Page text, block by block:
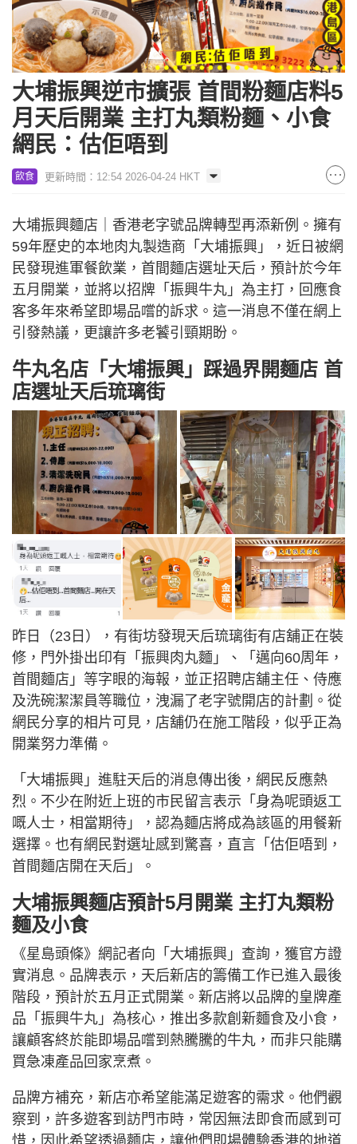
大埔振興逆市擴張 首間粉麵店料5
月天后開業 主打丸類粉麵、小食
網民：估佢唔到
飲食 更新時間：12:54 2026-04-24 HKT
大埔振興麵店｜香港老字號品牌轉型再添新例。擁有
59年歷史的本地肉丸製造商「大埔振興」，近日被網
民發現進軍餐飲業，首間麵店選址天后，預計於今年
五月開業，並將以招牌「振興牛丸」為主打，回應食
客多年來希望即場品嚐的訴求。這一消息不僅在網上
引發熱議，更讓許多老饕引頸期盼。
牛丸名店「大埔振興」踩過界開麵店 首
店選址天后琉璃街
昨日（23日），有街坊發現天后琉璃街有店舖正在裝
修，門外掛出印有「振興肉丸麵」、「邁向60周年，
首間麵店」等字眼的海報，並正招聘店舖主任、侍應
及洗碗潔潔員等職位，洩漏了老字號開店的計劃。從
網民分享的相片可見，店舖仍在施工階段，似乎正為
開業努力準備。
「大埔振興」進駐天后的消息傳出後，網民反應熱
烈。不少在附近上班的市民留言表示「身為呢頭返工
嘅人士，相當期待」，認為麵店將成為該區的用餐新
選擇。也有網民對選址感到驚喜，直言「估佢唔到，
首間麵店開在天后」。
大埔振興麵店預計5月開業 主打丸類粉
麵及小食
《星島頭條》網記者向「大埔振興」查詢，獲官方證
實消息。品牌表示，天后新店的籌備工作已進入最後
階段，預計於五月正式開業。新店將以品牌的皇牌產
品「振興牛丸」為核心，推出多款創新麵食及小食，
讓顧客終於能即場品嚐到熱騰騰的牛丸，而非只能購
買急凍產品回家烹煮。
品牌方補充，新店亦希望能滿足遊客的需求。他們觀
察到，許多遊客到訪門市時，常因無法即食而感到可
惜，因此希望透過麵店，讓他們即場體驗香港的地道